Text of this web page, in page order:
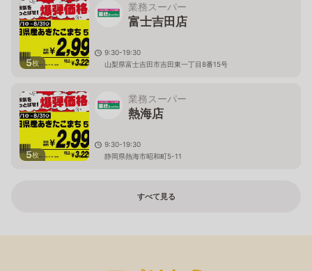
5枚
業務スーパー
富士吉田店
9:30-19:30
山梨県富士吉田市吉田東一丁目8番15号
5枚
業務スーパー
熱海店
9:30-19:30
静岡県熱海市昭和町5-11
すべて見る